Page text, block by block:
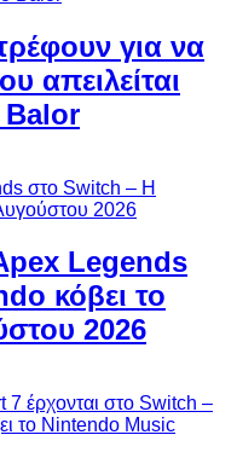
για να
απειλείται
Balor
Legends
κόβει το
2026